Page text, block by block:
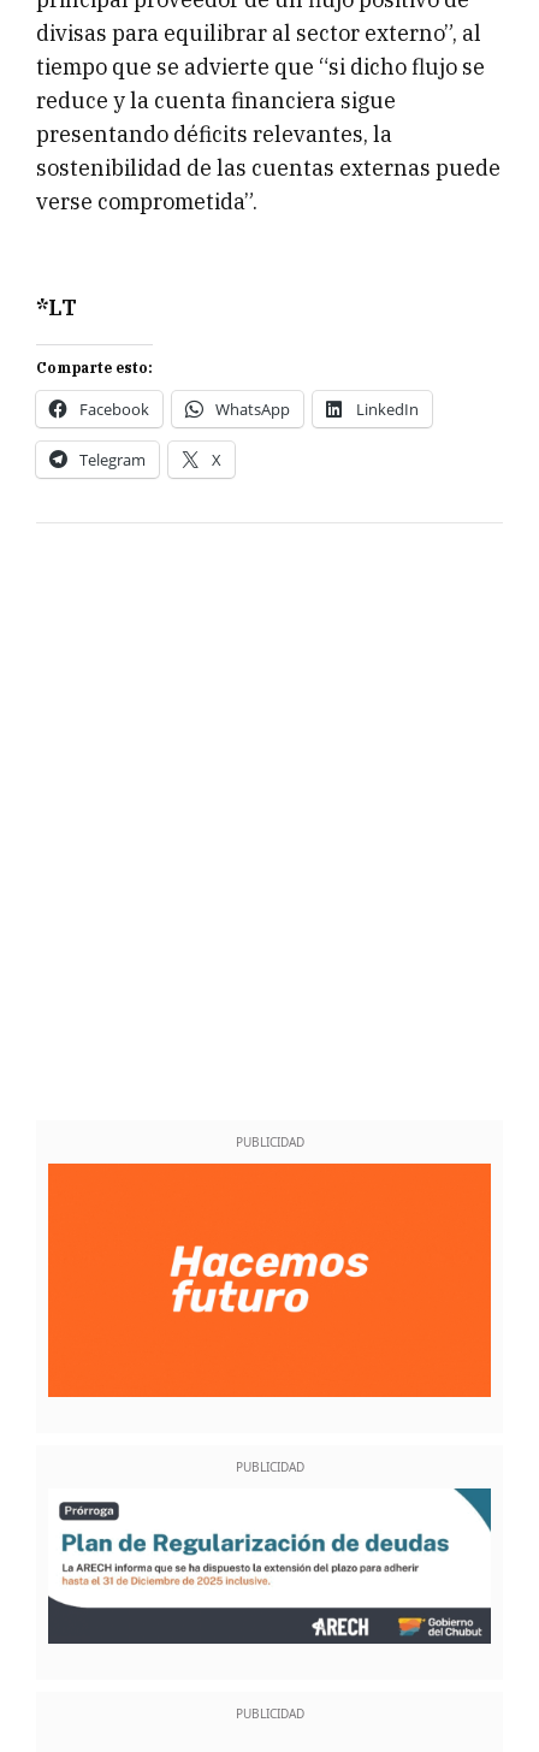
divisas para equilibrar al sector externo”, al
tiempo que se advierte que “si dicho flujo se
reduce y la cuenta financiera sigue
presentando déficits relevantes, la
sostenibilidad de las cuentas externas puede
verse comprometida”.
*LT
Comparte esto:
Facebook WhatsApp LinkedIn
Telegram X